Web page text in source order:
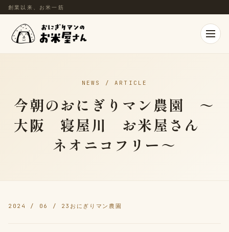
創業以来、お米一筋
NEWS / ARTICLE
今朝のおにぎりマン農園 ～
大阪 寝屋川 お米屋さん
ネオニコフリー～
2024 / 06 / 23 おにぎりマン農園